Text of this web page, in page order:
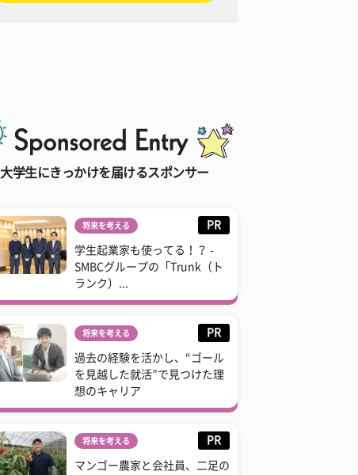
大学生にきっかけを届けるスポンサー
将来を考える PR
学生起業家も使ってる！？ -
SMBCグループの「Trunk（ト
ランク）...
将来を考える PR
過去の経験を活かし、“ゴール
を見越した就活”で見つけた理
想のキャリア
将来を考える PR
マンゴー農家と会社員、二足の